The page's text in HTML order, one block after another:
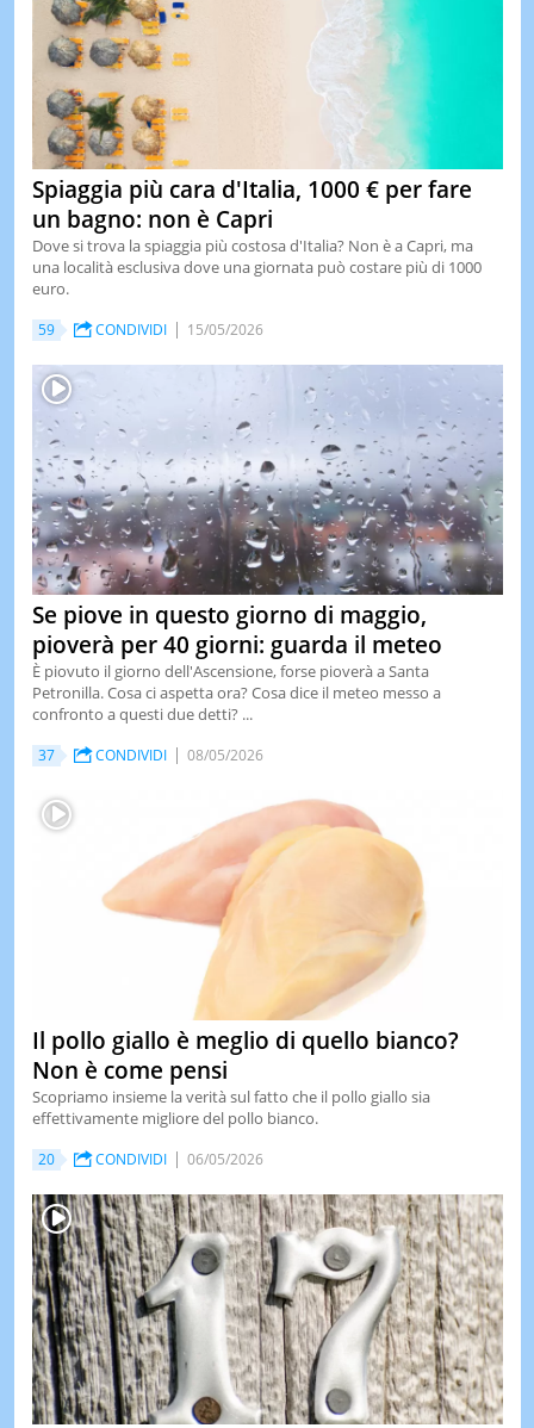
Spiaggia più cara d'Italia, 1000 € per fare
un bagno: non è Capri
Dove si trova la spiaggia più costosa d'Italia? Non è a Capri, ma
una località esclusiva dove una giornata può costare più di 1000
euro.
59 CONDIVIDI 15/05/2026
Se piove in questo giorno di maggio,
pioverà per 40 giorni: guarda il meteo
È piovuto il giorno dell'Ascensione, forse pioverà a Santa
Petronilla. Cosa ci aspetta ora? Cosa dice il meteo messo a
confronto a questi due detti? ...
37 CONDIVIDI 08/05/2026
Il pollo giallo è meglio di quello bianco?
Non è come pensi
Scopriamo insieme la verità sul fatto che il pollo giallo sia
effettivamente migliore del pollo bianco.
20 CONDIVIDI 06/05/2026